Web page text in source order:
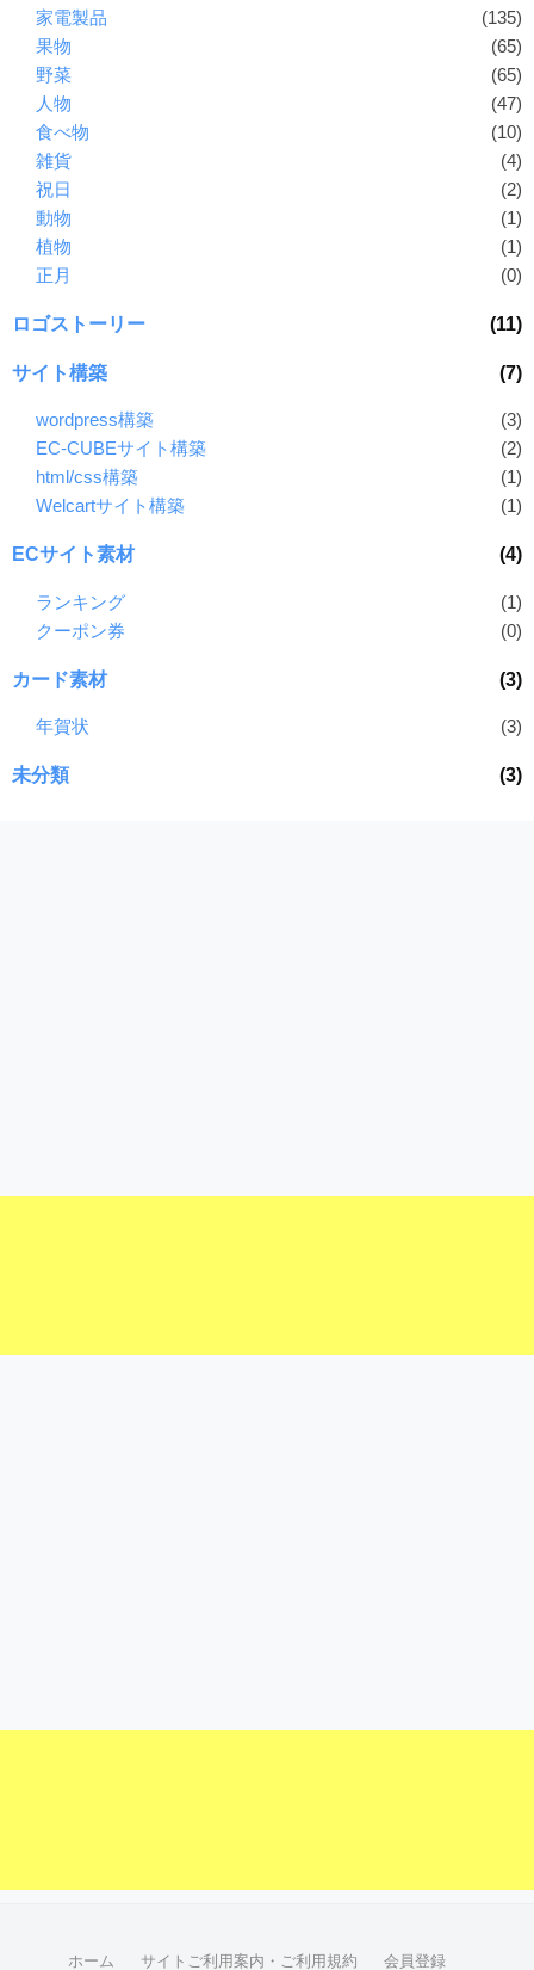
家電製品
(135)
果物
(65)
野菜
(65)
人物
(47)
食べ物
(10)
雑貨
(4)
祝日
(2)
動物
(1)
植物
(1)
正月
(0)
ロゴストーリー (11)
サイト構築 (7)
wordpress構築
(3)
EC-CUBEサイト構築
(2)
html/css構築
(1)
Welcartサイト構築
(1)
ECサイト素材 (4)
ランキング
(1)
クーポン券
(0)
カード素材 (3)
年賀状 (3)
未分類 (3)
ホーム サイトご利用案内・ご利用規約 会員登録